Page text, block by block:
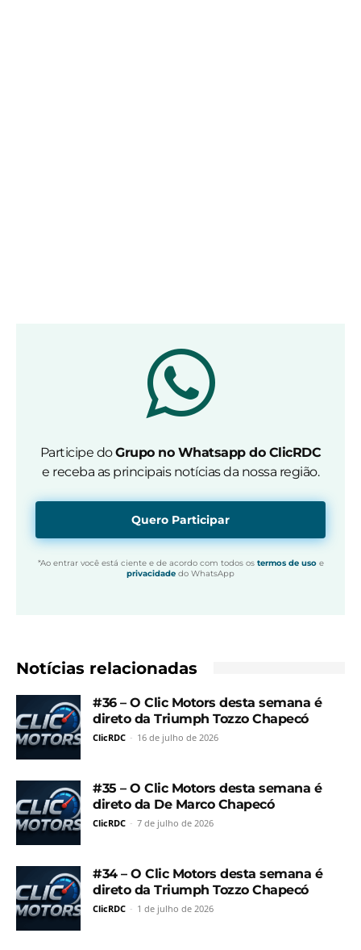
Participe doGrupo no Whatsapp do ClicRDC
e receba as principais notícias da nossa região.
Quero Participar
*Ao entrar você está ciente e de acordo com todos os termos de usoe
privacidade do WhatsApp
Notícias relacionadas
#36 – O Clic Motors desta semana é
direto da Triumph Tozzo Chapecó
ClicRDC - 16 de julho de 2026
#35 – O Clic Motors desta semana é
direto da De Marco Chapecó
ClicRDC - 7 de julho de 2026
#34 – O Clic Motors desta semana é
direto da Triumph Tozzo Chapecó
ClicRDC - 1 de julho de 2026